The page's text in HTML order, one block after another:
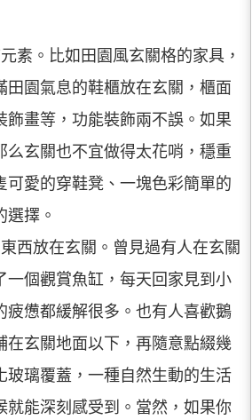
素。比如田園風玄關格的家具，
田園氣息的鞋櫃放在玄關，櫃面
飾畫等，功能裝飾兩不誤。如果
么玄關也不宜做得太花哨，穩重
可愛的穿鞋凳、一塊色彩簡單的
選擇。
西放在玄關。曾見過有人在玄關
一個觀賞魚缸，每天回家見到小
疲憊都緩解很多。也有人喜歡鵝
在玄關地面以下，再隨意點綴幾
玻璃覆蓋，一種自然生動的生活
就能深刻感受到。當然，如果你